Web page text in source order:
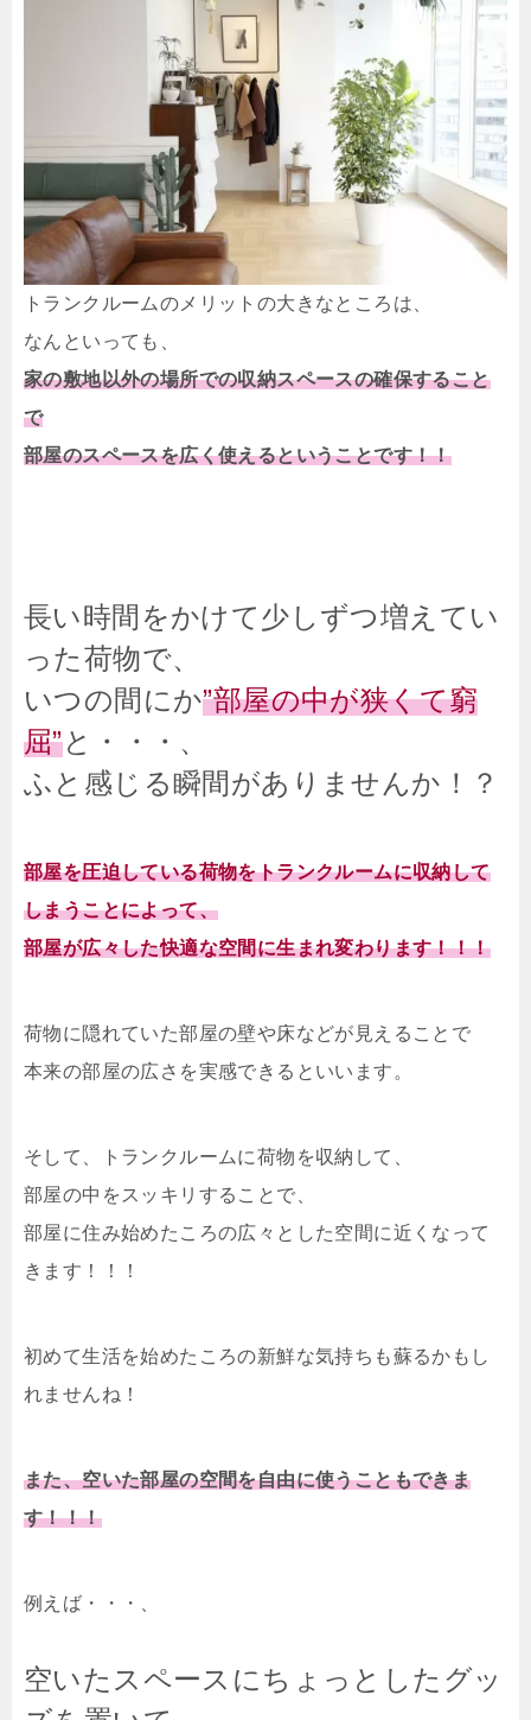
トランクルームのメリットの大きなところは、
なんといっても、
家の敷地以外の場所での収納スペースの確保すること
で
部屋のスペースを広く使えるということです！！
長い時間をかけて少しずつ増えてい
った荷物で、
いつの間にか”部屋の中が狭くて窮
屈”と・・・、
ふと感じる瞬間がありませんか！？
部屋を圧迫している荷物をトランクルームに収納して
しまうことによって、
部屋が広々した快適な空間に生まれ変わります！！！
荷物に隠れていた部屋の壁や床などが見えることで
本来の部屋の広さを実感できるといいます。
そして、トランクルームに荷物を収納して、
部屋の中をスッキリすることで、
部屋に住み始めたころの広々とした空間に近くなって
きます！！！
初めて生活を始めたころの新鮮な気持ちも蘇るかもし
れませんね！
また、空いた部屋の空間を自由に使うこともできま
す！！！
例えば・・・、
空いたスペースにちょっとしたグッ